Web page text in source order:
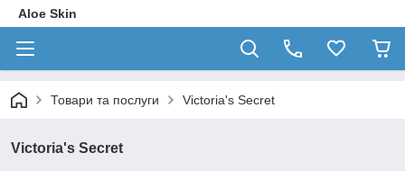
Aloe Skin
Товари та послуги Victoria's Secret
Victoria's Secret